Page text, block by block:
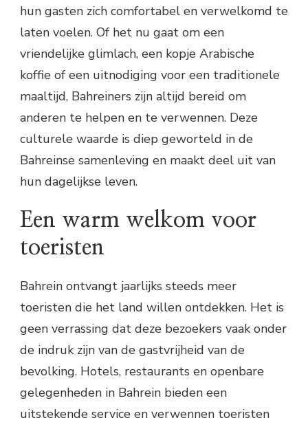
hun gasten zich comfortabel en verwelkomd te
laten voelen. Of het nu gaat om een
vriendelijke glimlach, een kopje Arabische
koffie of een uitnodiging voor een traditionele
maaltijd, Bahreiners zijn altijd bereid om
anderen te helpen en te verwennen. Deze
culturele waarde is diep geworteld in de
Bahreinse samenleving en maakt deel uit van
hun dagelijkse leven.
Een warm welkom voor
toeristen
Bahrein ontvangt jaarlijks steeds meer
toeristen die het land willen ontdekken. Het is
geen verrassing dat deze bezoekers vaak onder
de indruk zijn van de gastvrijheid van de
bevolking. Hotels, restaurants en openbare
gelegenheden in Bahrein bieden een
uitstekende service en verwennen toeristen